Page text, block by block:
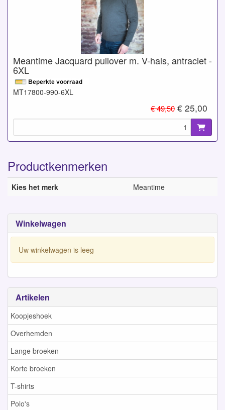
Winkelwagen
Uw winkelwagen is leeg
Artikelen
Koopjeshoek
Overhemden
Lange broeken
Korte broeken
T-shirts
Polo's
Meantime Jacquard pullover m. V-hals, antraciet -
6XL
MT17800-990-6XL
€ 49,50€ 25,00
Productkenmerken
Kies het merk Meantime